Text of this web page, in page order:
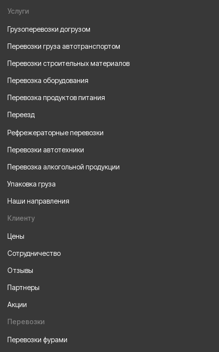
Услуги
Грузоперевозки догрузом
Перевозки груза автотранспортом
Перевозки строительных материалов
Перевозка оборудования
Перевозка продуктов питания
Переезд
Рефрежераторные перевозки
Перевозки автотехники
Перевозка алкогольной продукции
Упаковка груза
Наши направления
Клиенту
Цены
Сотрудничество
Отзывы
Партнеры
Акции
Перевозки
Перевозки фурами